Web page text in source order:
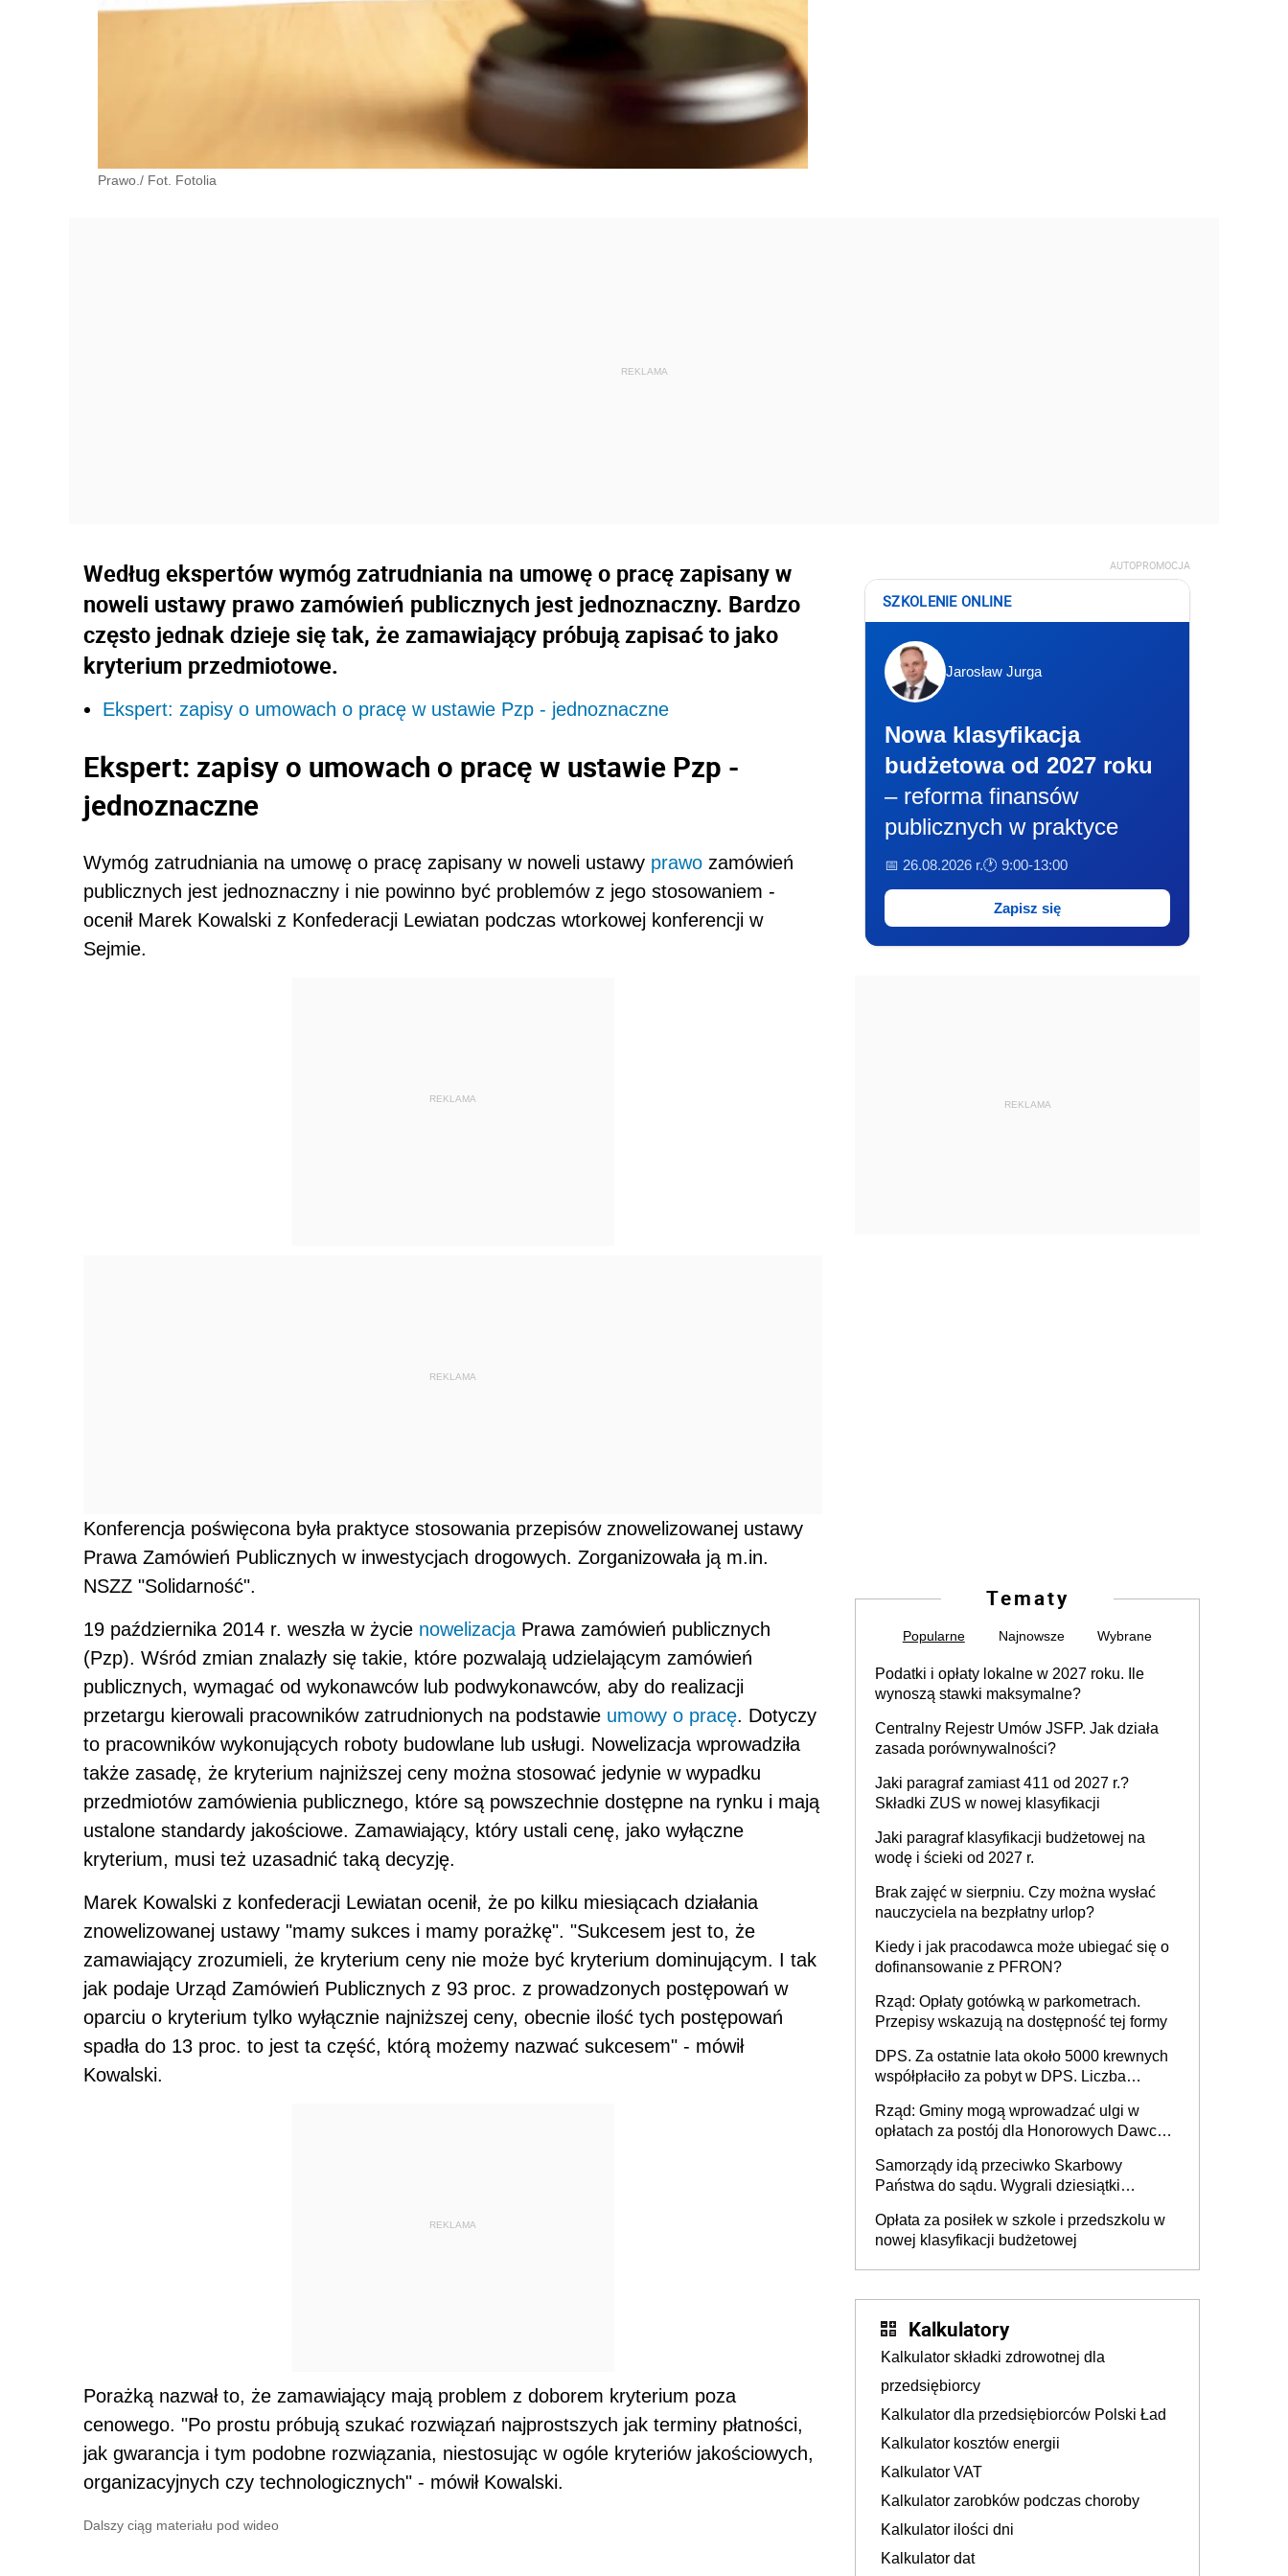
Prawo./ Fot. Fotolia
Według ekspertów wymóg zatrudniania na umowę o pracę zapisany w
noweli ustawy prawo zamówień publicznych jest jednoznaczny. Bardzo
często jednak dzieje się tak, że zamawiający próbują zapisać to jako
kryterium przedmiotowe.
Ekspert: zapisy o umowach o pracę w ustawie Pzp - jednoznaczne
Ekspert: zapisy o umowach o pracę w ustawie Pzp -
jednoznaczne
Wymóg zatrudniania na umowę o pracę zapisany w noweli ustawy prawo zamówień
publicznych jest jednoznaczny i nie powinno być problemów z jego stosowaniem -
ocenił Marek Kowalski z Konfederacji Lewiatan podczas wtorkowej konferencji w
Sejmie.
REKLAMA
REKLAMA
Konferencja poświęcona była praktyce stosowania przepisów znowelizowanej ustawy
Prawa Zamówień Publicznych w inwestycjach drogowych. Zorganizowała ją m.in.
NSZZ "Solidarność".
19 października 2014 r. weszła w życie nowelizacja Prawa zamówień publicznych
(Pzp). Wśród zmian znalazły się takie, które pozwalają udzielającym zamówień
publicznych, wymagać od wykonawców lub podwykonawców, aby do realizacji
przetargu kierowali pracowników zatrudnionych na podstawie umowy o pracę. Dotyczy
to pracowników wykonujących roboty budowlane lub usługi. Nowelizacja wprowadziła
także zasadę, że kryterium najniższej ceny można stosować jedynie w wypadku
przedmiotów zamówienia publicznego, które są powszechnie dostępne na rynku i mają
ustalone standardy jakościowe. Zamawiający, który ustali cenę, jako wyłączne
kryterium, musi też uzasadnić taką decyzję.
Marek Kowalski z konfederacji Lewiatan ocenił, że po kilku miesiącach działania
znowelizowanej ustawy "mamy sukces i mamy porażkę". "Sukcesem jest to, że
zamawiający zrozumieli, że kryterium ceny nie może być kryterium dominującym. I tak
jak podaje Urząd Zamówień Publicznych z 93 proc. z prowadzonych postępowań w
oparciu o kryterium tylko wyłącznie najniższej ceny, obecnie ilość tych postępowań
spadła do 13 proc. to jest ta część, którą możemy nazwać sukcesem" - mówił
Kowalski.
REKLAMA
Porażką nazwał to, że zamawiający mają problem z doborem kryterium poza
cenowego. "Po prostu próbują szukać rozwiązań najprostszych jak terminy płatności,
jak gwarancja i tym podobne rozwiązania, niestosując w ogóle kryteriów jakościowych,
organizacyjnych czy technologicznych" - mówił Kowalski.
Dalszy ciąg materiału pod wideo
AUTOPROMOCJA
SZKOLENIE ONLINE
Jarosław Jurga
Nowa klasyfikacja
budżetowa od 2027 roku
– reforma finansów
publicznych w praktyce
📅 26.08.2026 r.🕐 9:00-13:00
Zapisz się
REKLAMA
Tematy
Popularne Najnowsze Wybrane
Podatki i opłaty lokalne w 2027 roku. Ile
wynoszą stawki maksymalne?
Centralny Rejestr Umów JSFP. Jak działa
zasada porównywalności?
Jaki paragraf zamiast 411 od 2027 r.?
Składki ZUS w nowej klasyfikacji
Jaki paragraf klasyfikacji budżetowej na
wodę i ścieki od 2027 r.
Brak zajęć w sierpniu. Czy można wysłać
nauczyciela na bezpłatny urlop?
Kiedy i jak pracodawca może ubiegać się o
dofinansowanie z PFRON?
Rząd: Opłaty gotówką w parkometrach.
Przepisy wskazują na dostępność tej formy
DPS. Za ostatnie lata około 5000 krewnych
współpłaciło za pobyt w DPS. Liczba
Rząd: Gminy mogą wprowadzać ulgi w
opłatach za postój dla Honorowych Dawców
Samorządy idą przeciwko Skarbowy
Państwa do sądu. Wygrali dziesiątki
Opłata za posiłek w szkole i przedszkolu w
nowej klasyfikacji budżetowej
Kalkulatory
Kalkulator składki zdrowotnej dla
przedsiębiorcy
Kalkulator dla przedsiębiorców Polski Ład
Kalkulator kosztów energii
Kalkulator VAT
Kalkulator zarobków podczas choroby
Kalkulator ilości dni
Kalkulator dat